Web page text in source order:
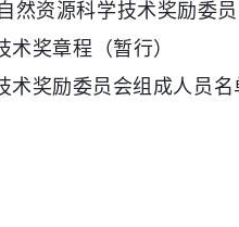
资源科学技术奖励委员
术奖章程（暂行）
委员会组成人员名